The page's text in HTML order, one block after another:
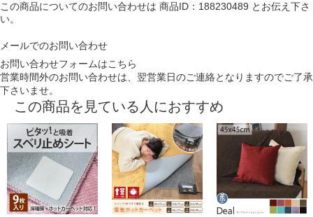
この商品についてのお問い合わせは 商品ID：188230489 とお伝え下さ
い。
メールでのお問い合わせ
お問い合わせフォームはこちら
営業時間外のお問い合わせは、翌営業日のご連絡となりますのでご了承
下さいませ。
この商品を見ている人におすすめ